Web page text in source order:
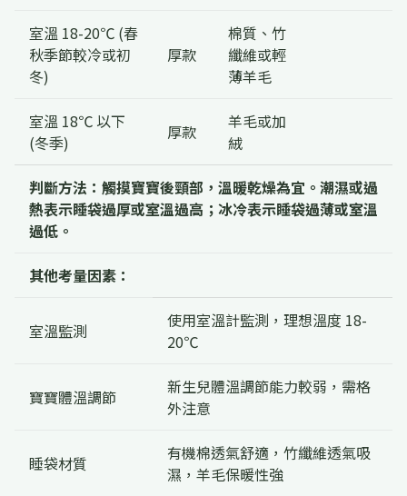
室溫 18-20℃ (春
秋季節較冷或初
冬)
厚款
棉質、竹
纖維或輕
薄羊毛
室溫 18℃ 以下
(冬季)
厚款
羊毛或加
絨
判斷方法：觸摸寶寶後頸部，溫暖乾燥為宜。潮濕或過
熱表示睡袋過厚或室溫過高；冰冷表示睡袋過薄或室溫
過低。
其他考量因素：
室溫監測
使用室溫計監測，理想溫度 18-
20℃
寶寶體溫調節
新生兒體溫調節能力較弱，需格
外注意
睡袋材質
有機棉透氣舒適，竹纖維透氣吸
濕，羊毛保暖性強